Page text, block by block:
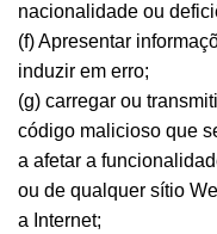
nacionalidade ou
(f) Apresentar
induzir em erro;
(g) carregar ou
código malicioso que
a afetar a
ou de qualquer sítio
a Internet;